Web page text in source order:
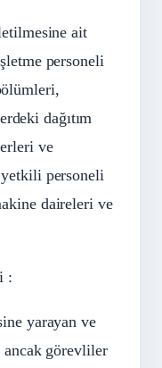
ait
personeli
dağıtım
ve
personeli
daireleri ve
:
yarayan ve
görevliler